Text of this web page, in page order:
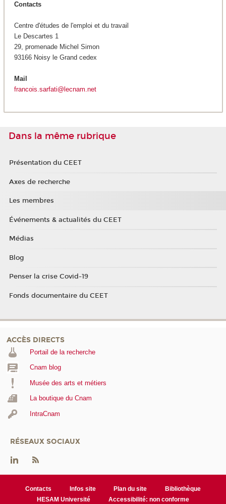
Contacts
Centre d'études de l'emploi et du travail
Le Descartes 1
29, promenade Michel Simon
93166 Noisy le Grand cedex
Mail
francois.sarfati@lecnam.net
Dans la même rubrique
Présentation du CEET
Axes de recherche
Les membres
Événements & actualités du CEET
Médias
Blog
Penser la crise Covid-19
Fonds documentaire du CEET
ACCÈS DIRECTS
Portail de la recherche
Cnam blog
Musée des arts et métiers
La boutique du Cnam
IntraCnam
RÉSEAUX SOCIAUX
Contacts Infos site Plan du site
Bibliothèque
HESAM Université
Accessibilité: non conforme